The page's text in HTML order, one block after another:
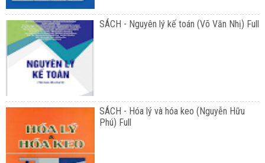
SÁCH - Nguyên lý kế toán (Võ Văn Nhị) Full
SÁCH - Hóa lý và hóa keo (Nguyễn Hữu
Phú) Full